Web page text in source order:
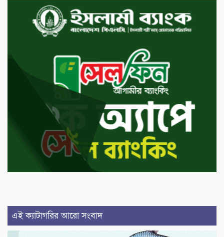
এই ক্যাটাগরির আরো সংবাদ